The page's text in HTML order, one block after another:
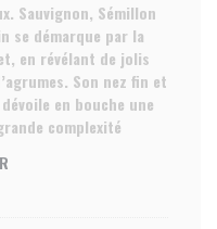
Sauvignon, Sémillon
se démarque par la
en révélant de jolis
Son nez fin et
en bouche une
complexité